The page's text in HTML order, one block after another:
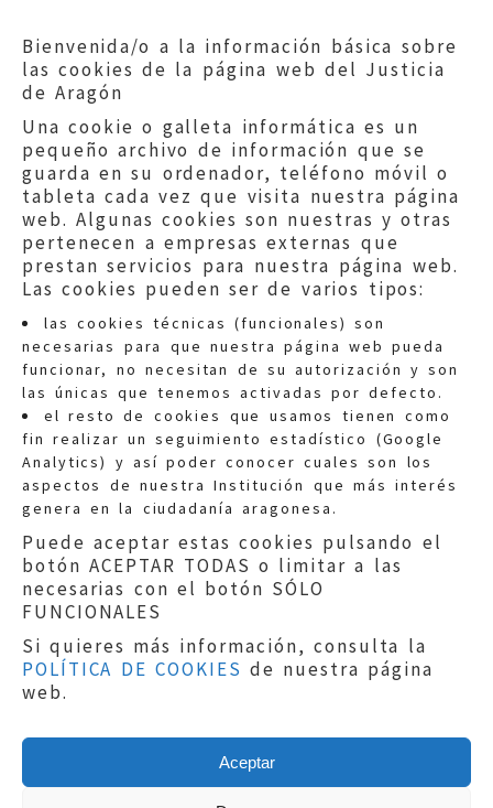
Bienvenida/o a la información básica sobre
las cookies de la página web del Justicia
de Aragón
Una cookie o galleta informática es un
pequeño archivo de información que se
guarda en su ordenador, teléfono móvil o
tableta cada vez que visita nuestra página
web. Algunas cookies son nuestras y otras
pertenecen a empresas externas que
prestan servicios para nuestra página web.
Las cookies pueden ser de varios tipos:
las cookies técnicas (funcionales) son
necesarias para que nuestra página web pueda
funcionar, no necesitan de su autorización y son
las únicas que tenemos activadas por defecto.
el resto de cookies que usamos tienen como
fin realizar un seguimiento estadístico (Google
Analytics) y así poder conocer cuales son los
aspectos de nuestra Institución que más interés
genera en la ciudadanía aragonesa.
Puede aceptar estas cookies pulsando el
botón ACEPTAR TODAS o limitar a las
necesarias con el botón SÓLO
FUNCIONALES
Si quieres más información, consulta la
POLÍTICA DE COOKIES de nuestra página
web.
Aceptar
Quejas:quejas@eljusticiadearagon.es
Información general:
informacion@eljusticiadearagon.es
Teléfonos:900 210 210/
Aviso legal|Política de privacidad|
Protección de Datos
Política de cookies
Copyright © 2019El Justicia de Aragón|